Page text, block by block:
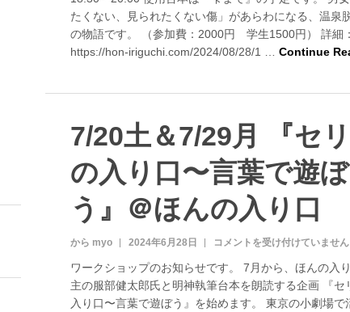
〜
明
恵
と
の
〜
＠
木
屋
は
の
ワ
ョ
情
は
たくない、見られたくない傷」があらわになる、温泉
の物語です。 （参加費：2000円 学生1500円） 詳細：
https://hon-iriguchi.com/2024/08/28/1 … Continue
7/20土＆7/29月 『セ
の入り口〜言葉で遊ぼ
う』＠ほんの入り口
から myo 2024年6月28日
7
2
0
土
コメントを受け付けていません
ワークショップのお知らせです。 7月から、ほんの入
主の服部健太郎氏と明神執筆台本を朗読する企画 『セ
入り口〜言葉で遊ぼう』を始めます。 東京の小劇場で